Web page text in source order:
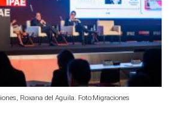
Roxana del Aguila. Foto:Migraciones